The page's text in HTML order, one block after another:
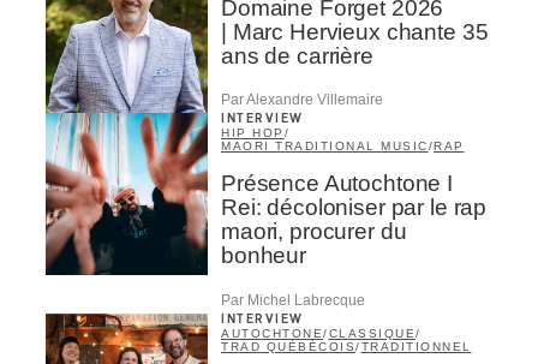
Domaine Forget 2026
| Marc Hervieux chante 35
ans de carrière
Par Alexandre Villemaire
INTERVIEW
HIP HOP /
MAORI TRADITIONAL MUSIC/RAP
Présence Autochtone I
Rei: décoloniser par le rap
maori, procurer du
bonheur
Par Michel Labrecque
INTERVIEW
AUTOCHTONE/CLASSIQUE/
TRAD QUÉBÉCOIS/TRADITIONNEL